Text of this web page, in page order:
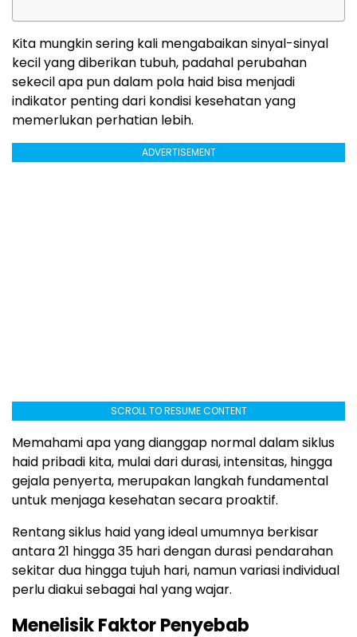
Kita mungkin sering kali mengabaikan sinyal-sinyal
kecil yang diberikan tubuh, padahal perubahan
sekecil apa pun dalam pola haid bisa menjadi
indikator penting dari kondisi kesehatan yang
memerlukan perhatian lebih.
ADVERTISEMENT
SCROLL TO RESUME CONTENT
Memahami apa yang dianggap normal dalam siklus
haid pribadi kita, mulai dari durasi, intensitas, hingga
gejala penyerta, merupakan langkah fundamental
untuk menjaga kesehatan secara proaktif.
Rentang siklus haid yang ideal umumnya berkisar
antara 21 hingga 35 hari dengan durasi pendarahan
sekitar dua hingga tujuh hari, namun variasi individual
perlu diakui sebagai hal yang wajar.
Menelisik Faktor Penyebab